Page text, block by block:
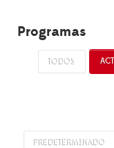
Programas
TODOS
PREDETERMINADO